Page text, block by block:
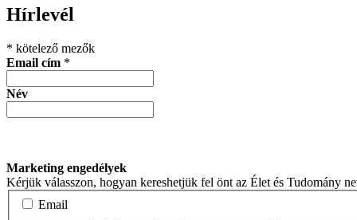
Hírlevél
* kötelező mezők
Email cím *
Név
Marketing engedélyek
Kérjük válasszon, hogyan kereshetjük fel önt az Élet és Tudomány
Email